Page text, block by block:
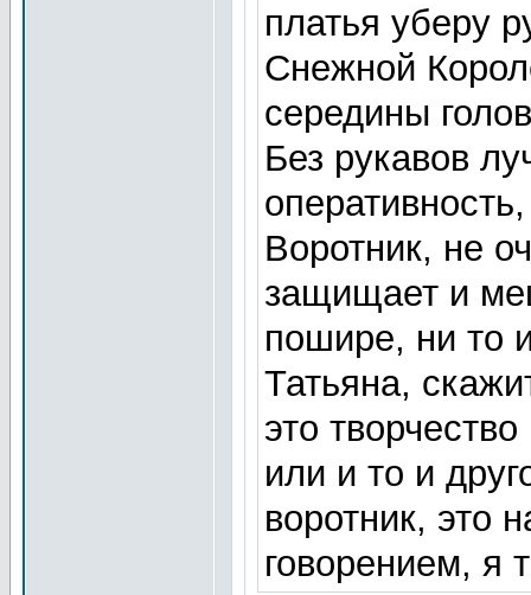
платья уберу
Снежной
середины
Без рукавов
Воротник, не
защищает и
пошире, ни то
Татьяна,
это
или и то и
воротник, это
говорением, я